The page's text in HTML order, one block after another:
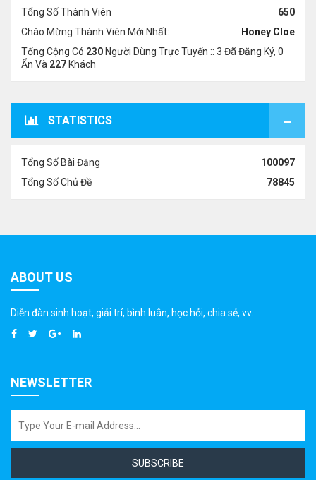
Tổng Số Thành Viên
650
Chào Mừng Thành Viên Mới Nhất:
Honey Cloe
Tổng Cộng Có 230 Người Dùng Trực Tuyến :: 3 Đã Đăng Ký, 0
Ẩn Và 227 Khách
STATISTICS
Tổng Số Bài Đăng
100097
Tổng Số Chủ Đề
78845
ABOUT US
Diễn đàn sinh hoạt, giải trí, bình luân, học hỏi, chia sẻ, vv.
NEWSLETTER
SUBSCRIBE